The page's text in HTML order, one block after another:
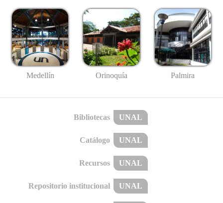
Medellín Orinoquía Palmira
Bibliotecas UNAL
Catálogo UNAL
Recursos UNAL
Repositorio institucional UNAL